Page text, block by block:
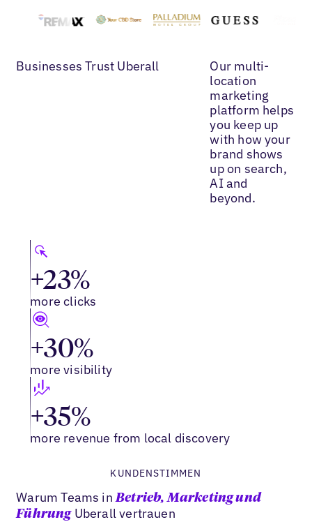
Businesses Trust Uberall
Our multi-
location
marketing
platform helps
you keep up
with how your
brand shows
up on search,
AI and
beyond.
+23%
more clicks
+30%
more visibility
+35%
more revenue from local discovery
KUNDENSTIMMEN
Warum Teams inBetrieb, Marketing und
FührungUberall vertrauen